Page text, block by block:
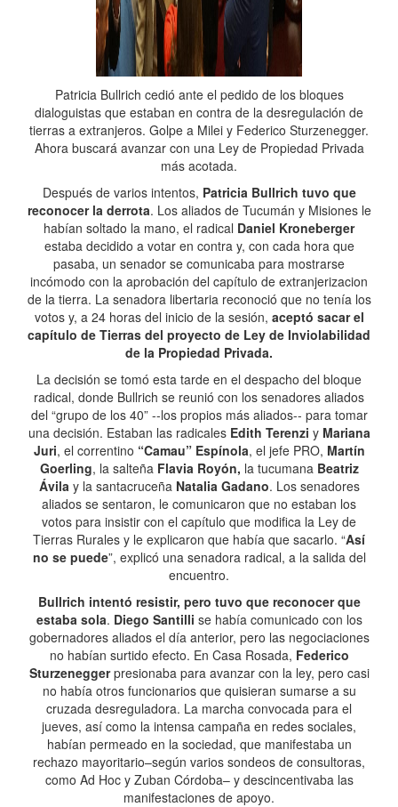
Patricia Bullrich cedió ante el pedido de los bloques
dialoguistas que estaban en contra de la desregulación de
tierras a extranjeros. Golpe a Milei y Federico Sturzenegger.
Ahora buscará avanzar con una Ley de Propiedad Privada
más acotada.
Después de varios intentos, Patricia Bullrich tuvo que
reconocer la derrota. Los aliados de Tucumán y Misiones le
habían soltado la mano, el radical Daniel Kroneberger
estaba decidido a votar en contra y, con cada hora que
pasaba, un senador se comunicaba para mostrarse
incómodo con la aprobación del capítulo de extranjerizacion
de la tierra. La senadora libertaria reconoció que no tenía los
votos y, a 24 horas del inicio de la sesión, aceptó sacar el
capítulo de Tierras del proyecto de Ley de Inviolabilidad
de la Propiedad Privada.
La decisión se tomó esta tarde en el despacho del bloque
radical, donde Bullrich se reunió con los senadores aliados
del “grupo de los 40” --los propios más aliados-- para tomar
una decisión. Estaban las radicales Edith Terenzi y Mariana
Juri, el correntino “Camau” Espínola, el jefe PRO, Martín
Goerling, la salteña Flavia Royón, la tucumana Beatriz
Ávilay la santacruceñaNatalia Gadano. Los senadores
aliados se sentaron, le comunicaron que no estaban los
votos para insistir con el capítulo que modifica la Ley de
Tierras Rurales y le explicaron que había que sacarlo. “Así
no se puede”, explicó una senadora radical, a la salida del
encuentro.
Bullrich intentó resistir, pero tuvo que reconocer que
estaba sola. Diego Santilli se había comunicado con los
gobernadores aliados el día anterior, pero las negociaciones
no habían surtido efecto. En Casa Rosada, Federico
Sturzeneggerpresionaba para avanzar con la ley, pero casi
no había otros funcionarios que quisieran sumarse a su
cruzada desreguladora. La marcha convocada para el
jueves, así como la intensa campaña en redes sociales,
habían permeado en la sociedad, que manifestaba un
rechazo mayoritario–según varios sondeos de consultoras,
como Ad Hoc y Zuban Córdoba– y descincentivaba las
manifestaciones de apoyo.